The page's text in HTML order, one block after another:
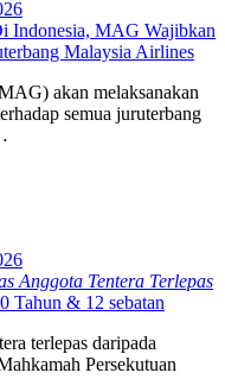
Indonesia, MAG Wajibkan
Malaysia Airlines
akan melaksanakan
semua juruterbang
Anggota Tentera Terlepas
Tahun & 12 sebatan
terlepas daripada
Persekutuan